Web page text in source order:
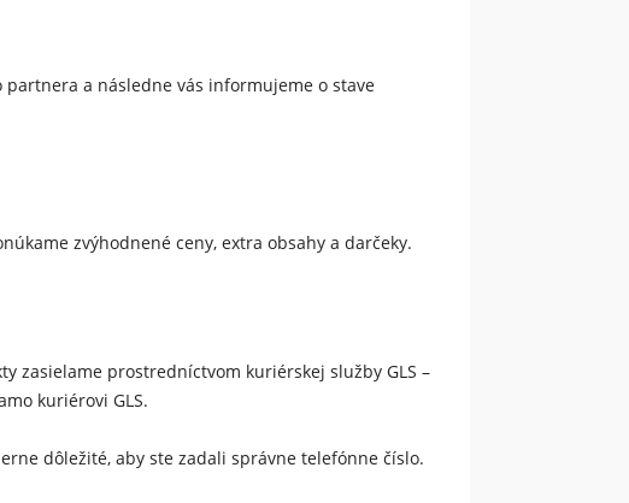
a následne vás informujeme o stave
zvýhodnené ceny, extra obsahy a darčeky.
zasielame prostredníctvom kuriérskej služby GLS –
kuriérovi GLS.
dôležité, aby ste zadali správne telefónne číslo.